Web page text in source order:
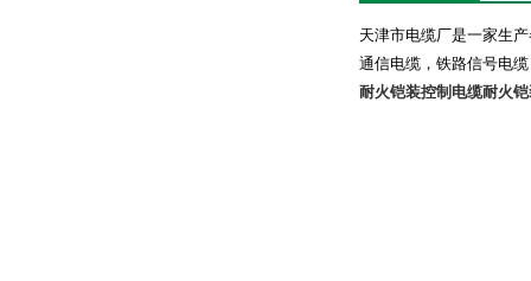
天津市电缆厂是一家生
通信电缆，铁路信号电
耐火铠装控制电缆耐火